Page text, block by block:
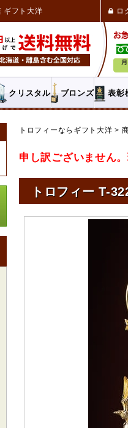
ギフト大洋 ロ
クリスタル ブロンズ 表彰
トロフィーならギフト大洋
申し訳ございません
トロフィー T-